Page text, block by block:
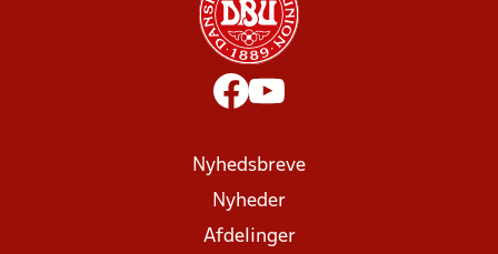
Nyhedsbreve
Nyheder
Afdelinger